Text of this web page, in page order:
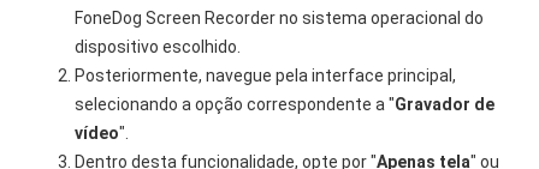
FoneDog Screen Recorder no sistema operacional do
dispositivo escolhido.
Posteriormente, navegue pela interface principal,
selecionando a opção correspondente a "Gravador de
vídeo".
Dentro desta funcionalidade, opte por "Apenas tela" ou